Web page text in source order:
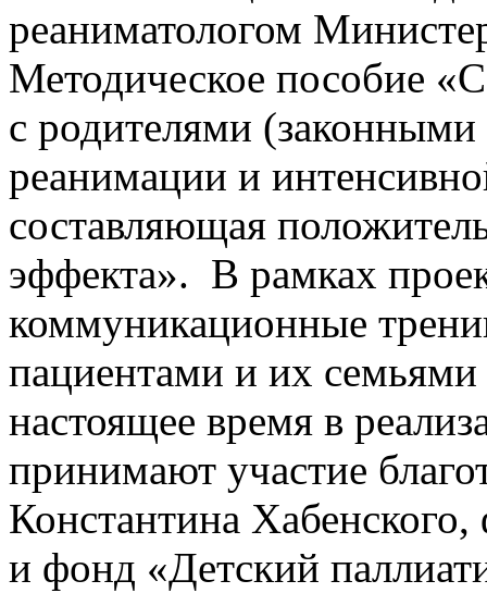
реаниматологом
Методическое пособие
с родителями (законными
реанимации и
составляющая
эффекта». В рамках
коммуникационные
пациентами и их
настоящее время в
принимают участие
Константина
и фонд «Детский